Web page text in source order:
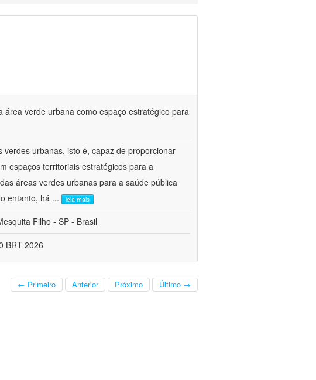
verde urbana como espaço estratégico para
urbanas, isto é, capaz de proporcionar
espaços territoriais estratégicos para a
áreas verdes urbanas para a saúde pública
entanto, há ... leia mais
Filho - SP - Brasil
BRT 2026
← Primeiro Anterior Próximo Último →